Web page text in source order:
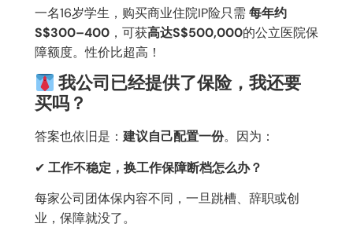
一名16岁学生，购买商业住院IP险只需 每年约
S$300–400 ，可获高达S$500,000的公立医院保
障额度。性价比超高！
我公司已经提供了保险，我还要
买吗？
答案也依旧是：建议自己配置一份。因为：
✔ 工作不稳定，换工作保障断档怎么办？
每家公司团体保内容不同，一旦跳槽、辞职或创
业，保障就没了。